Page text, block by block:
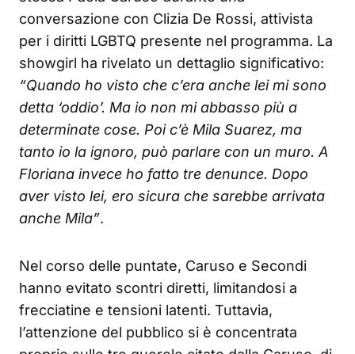
conversazione con Clizia De Rossi, attivista
per i diritti LGBTQ presente nel programma. La
showgirl ha rivelato un dettaglio significativo:
“Quando ho visto che c’era anche lei mi sono
detta ‘oddio’. Ma io non mi abbasso più a
determinate cose. Poi c’è Mila Suarez, ma
tanto io la ignoro, può parlare con un muro. A
Floriana invece ho fatto tre denunce. Dopo
aver visto lei, ero sicura che sarebbe arrivata
anche Mila”.
Nel corso delle puntate, Caruso e Secondi
hanno evitato scontri diretti, limitandosi a
frecciatine e tensioni latenti. Tuttavia,
l’attenzione del pubblico si è concentrata